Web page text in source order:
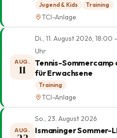
Jugend & Kids Training
TCI-Anlage
AUG.
11
Di., 11. August 2026,
Uhr
Tennis-Sommercamp
für Erwachsene
Training
TCI-Anlage
AUG.
So., 23. August 2026
Ismaninger Sommer-